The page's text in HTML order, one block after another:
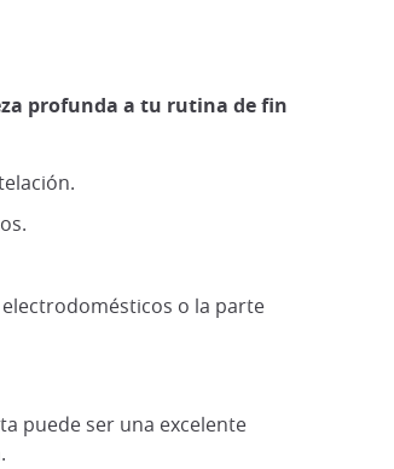
profunda a tu rutina de fin
o la parte
puede ser una excelente